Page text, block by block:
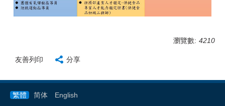
瀏覽數: 4210
友善列印 分享
繁體 简体 English